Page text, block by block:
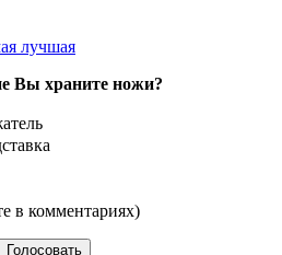
лучшая
Вы храните ножи?
в комментариях)